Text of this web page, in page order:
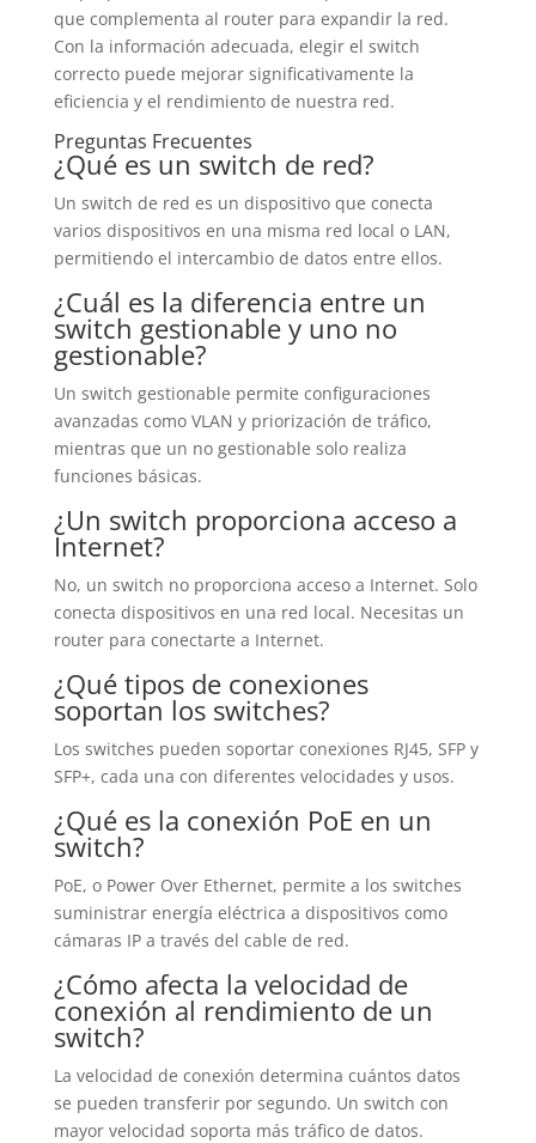
que complementa al router para expandir la red.
Con la información adecuada, elegir el switch
correcto puede mejorar significativamente la
eficiencia y el rendimiento de nuestra red.
Preguntas Frecuentes
¿Qué es un switch de red?
Un switch de red es un dispositivo que conecta
varios dispositivos en una misma red local o LAN,
permitiendo el intercambio de datos entre ellos.
¿Cuál es la diferencia entre un
switch gestionable y uno no
gestionable?
Un switch gestionable permite configuraciones
avanzadas como VLAN y priorización de tráfico,
mientras que un no gestionable solo realiza
funciones básicas.
¿Un switch proporciona acceso a
Internet?
No, un switch no proporciona acceso a Internet. Solo
conecta dispositivos en una red local. Necesitas un
router para conectarte a Internet.
¿Qué tipos de conexiones
soportan los switches?
Los switches pueden soportar conexiones RJ45, SFP y
SFP+, cada una con diferentes velocidades y usos.
¿Qué es la conexión PoE en un
switch?
PoE, o Power Over Ethernet, permite a los switches
suministrar energía eléctrica a dispositivos como
cámaras IP a través del cable de red.
¿Cómo afecta la velocidad de
conexión al rendimiento de un
switch?
La velocidad de conexión determina cuántos datos
se pueden transferir por segundo. Un switch con
mayor velocidad soporta más tráfico de datos.